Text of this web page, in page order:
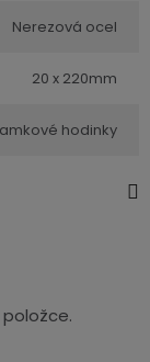
Nerezová ocel
20 x 220mm
hodinky